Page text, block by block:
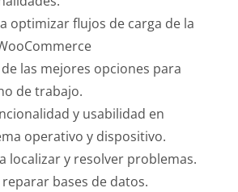
optimizar flujos de carga de la
las mejores opciones para
de trabajo.
y usabilidad en
operativo y dispositivo.
localizar y resolver problemas.
bases de datos.